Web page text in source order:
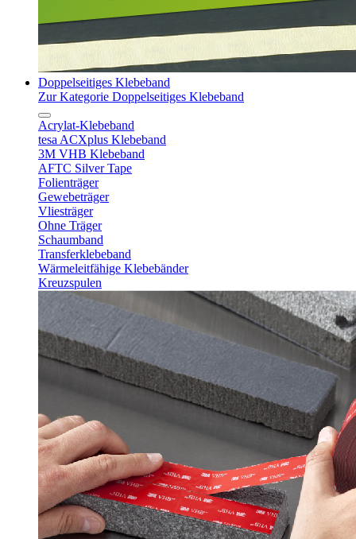
Doppelseitiges Klebeband
Zur Kategorie Doppelseitiges Klebeband
Acrylat-Klebeband
tesa ACXplus Klebeband
3M VHB Klebeband
AFTC Silver Tape
Folienträger
Gewebeträger
Vliesträger
Ohne Träger
Schaumband
Transferklebeband
Wärmeleitfähige Klebebänder
Kreuzspulen